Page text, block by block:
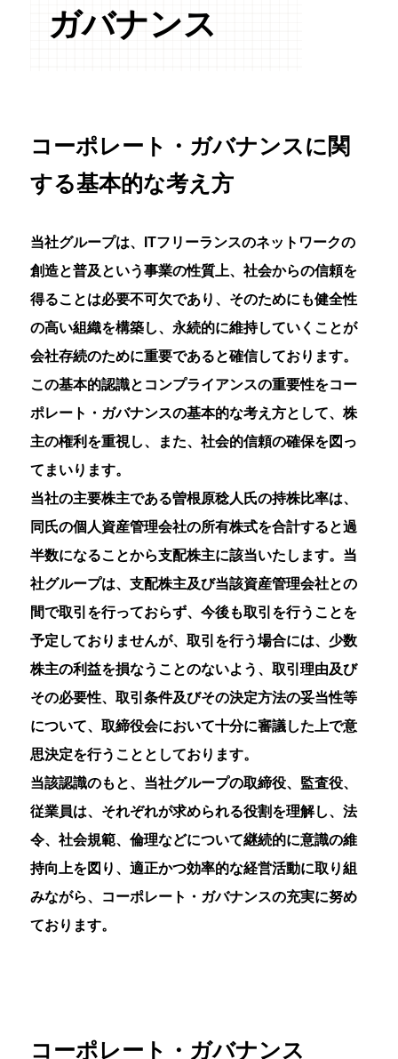
ガバナンス
コーポレート・ガバナンスに関
する基本的な考え方
当社グループは、ITフリーランスのネットワークの
創造と普及という事業の性質上、社会からの信頼を
得ることは必要不可欠であり、そのためにも健全性
の高い組織を構築し、永続的に維持していくことが
会社存続のために重要であると確信しております。
この基本的認識とコンプライアンスの重要性をコー
ポレート・ガバナンスの基本的な考え方として、株
主の権利を重視し、また、社会的信頼の確保を図っ
てまいります。
当社の主要株主である曽根原稔人氏の持株比率は、
同氏の個人資産管理会社の所有株式を合計すると過
半数になることから支配株主に該当いたします。当
社グループは、支配株主及び当該資産管理会社との
間で取引を行っておらず、今後も取引を行うことを
予定しておりませんが、取引を行う場合には、少数
株主の利益を損なうことのないよう、取引理由及び
その必要性、取引条件及びその決定方法の妥当性等
について、取締役会において十分に審議した上で意
思決定を行うこととしております。
当該認識のもと、当社グループの取締役、監査役、
従業員は、それぞれが求められる役割を理解し、法
令、社会規範、倫理などについて継続的に意識の維
持向上を図り、適正かつ効率的な経営活動に取り組
みながら、コーポレート・ガバナンスの充実に努め
ております。
コーポレート・ガバナンス